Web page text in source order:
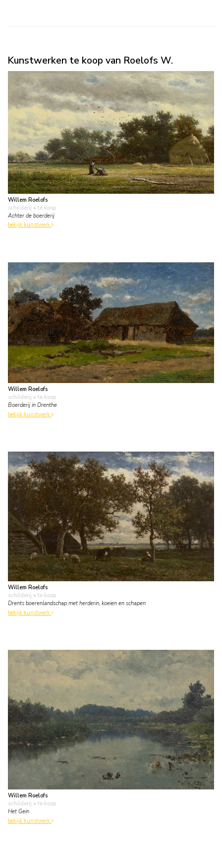
Kunstwerken te koop van Roelofs W.
Willem Roelofs
schilderij • te koop
Achter de boerderij
bekijk kunstwerk
Willem Roelofs
schilderij • te koop
Boerderij in Drenthe
bekijk kunstwerk
Willem Roelofs
schilderij • te koop
Drents boerenlandschap met herderin, koeien en schapen
bekijk kunstwerk
Willem Roelofs
schilderij • te koop
Het Gein
bekijk kunstwerk